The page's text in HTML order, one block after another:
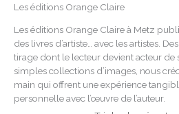
Les éditions Orange Claire
Les éditions Orange Claire à Metz
des livres d’artiste… avec les artistes.
tirage dont le lecteur devient acteur de
simples collections d’images, nous
main qui offrent une expérience
personnelle avec l’œuvre de l’auteur.